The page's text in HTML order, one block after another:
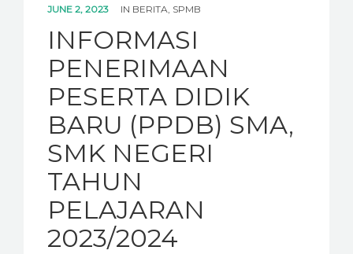
JUNE 2, 2023 IN BERITA SPMB
INFORMASI
PENERIMAAN
PESERTA DIDIK
BARU (PPDB) SMA,
SMK NEGERI
TAHUN
PELAJARAN
2023/2024